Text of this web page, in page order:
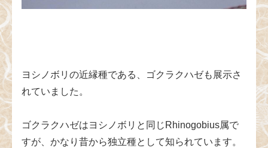
ヨシノボリの近縁種である、ゴクラクハゼも展示さ
れていました。
ゴクラクハゼはヨシノボリと同じRhinogobius属で
すが、かなり昔から独立種として知られています。